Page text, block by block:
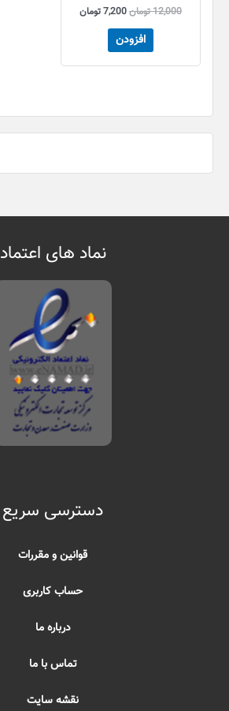
12,000تومان7,200تومان
افزودن
نماد های اعتماد
دسترسی سریع
قوانین و مقررات
حساب کاربری
درباره ما
تماس با ما
نقشه سایت